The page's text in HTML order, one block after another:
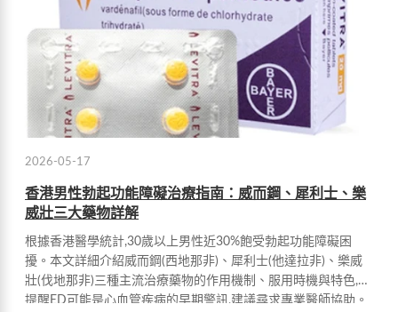
2026-05-17
香港男性勃起功能障礙治療指南：威而鋼、犀利士、樂
威壯三大藥物詳解
根據香港醫學統計,30歲以上男性近30%飽受勃起功能障礙困
擾。本文詳細介紹威而鋼(西地那非)、犀利士(他達拉非)、樂威
壯(伐地那非)三種主流治療藥物的作用機制、服用時機與特色,並
提醒ED可能是心血管疾病的早期警訊,建議尋求專業醫師協助。